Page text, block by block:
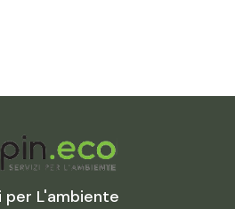
per L'ambiente